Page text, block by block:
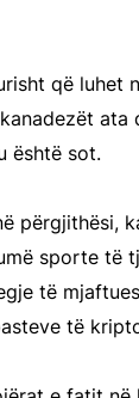
që luhet
është sot.
përgjithësi,
sporte të
të
të